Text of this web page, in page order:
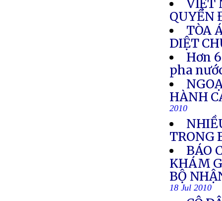
VIỆT
QUYỀN
TÒA
DIỆT
Hơn
pha
HÀNH
2010
TRONG
BÁO
KHÁM
BỘ
18 Jul 2010